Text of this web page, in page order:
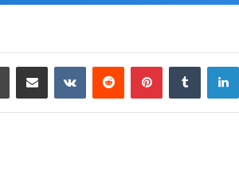
لينكدإن بينتيريست مشاركة عبر